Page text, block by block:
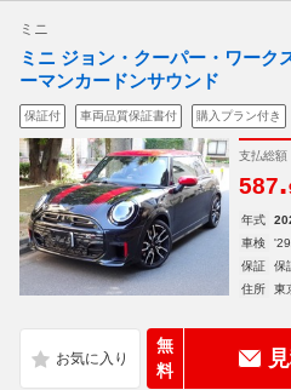
ミニ
ミニ ジョン・クーパー・ワーク
ーマンカードンサウンド
保証付 車両品質保証書付 購入プラン付き
支払総額
587.
年式
車検
保証
保
住所
東
無
料